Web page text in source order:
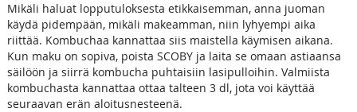
Mikäli haluat lopputuloksesta etikkaisemman, anna juoman
käydä pidempään, mikäli makeamman, niin lyhyempi aika
riittää. Kombuchaa kannattaa siis maistella käymisen aikana.
Kun maku on sopiva, poista SCOBY ja laita se omaan astiaansa
säilöön ja siirrä kombucha puhtaisiin lasipulloihin. Valmiista
kombuchasta kannattaa ottaa talteen 3 dl, jota voi käyttää
seuraavan erän aloitusnesteenä.